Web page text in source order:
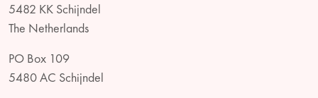
5482 KK Schijndel
The Netherlands
PO Box 109
5480 AC Schijndel